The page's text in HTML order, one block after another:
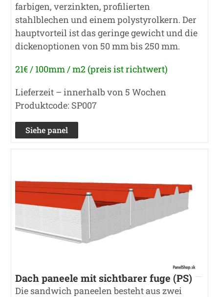
farbigen, verzinkten, profilierten
stahlblechen und einem polystyrolkern. Der
hauptvorteil ist das geringe gewicht und die
dickenoptionen von 50 mm bis 250 mm.
21€ / 100mm / m2 (preis ist richtwert)
Lieferzeit – innerhalb von 5 Wochen
Produktcode: SP007
Siehe panel
Dach paneele mit sichtbarer fuge (PS)
Die sandwich paneelen besteht aus zwei